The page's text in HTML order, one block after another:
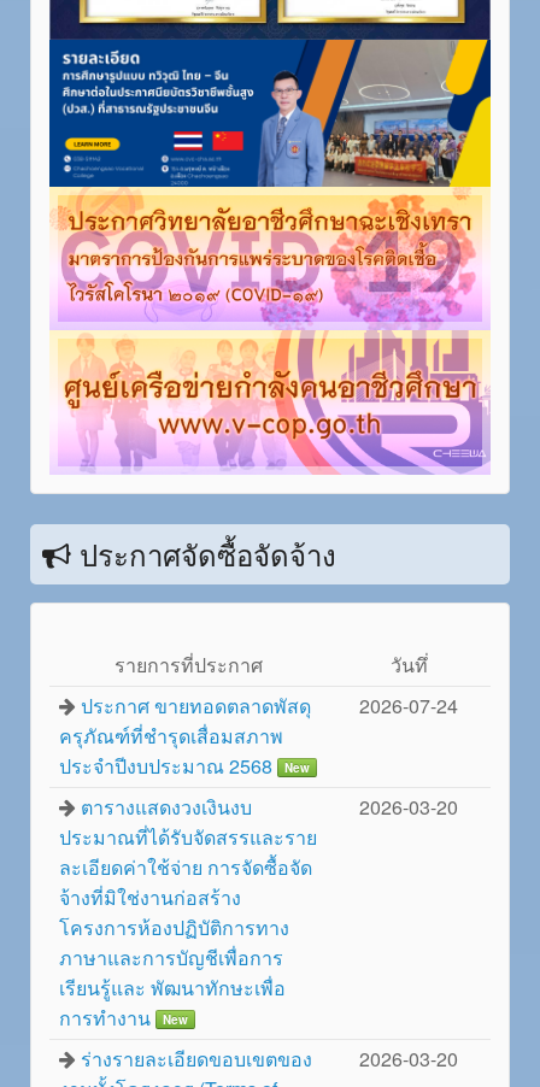
ประกาศจัดซื้อจัดจ้าง
รายการที่ประกาศ
วันทึ่
ประกาศ ขายทอดตลาดพัสดุ
ครุภัณฑ์ที่ชำรุดเสื่อมสภาพ
ประจำปีงบประมาณ 2568
New
2026-07-24
ตารางแสดงวงเงินงบ
ประมาณที่ได้รับจัดสรรและราย
ละเอียดค่าใช้จ่าย การจัดซื้อจัด
จ้างที่มิใช่งานก่อสร้าง
โครงการห้องปฏิบัติการทาง
ภาษาและการบัญชีเพื่อการ
เรียนรู้และ พัฒนาทักษะเพื่อ
การทำงาน
New
2026-03-20
ร่างรายละเอียดขอบเขตของ
2026-03-20